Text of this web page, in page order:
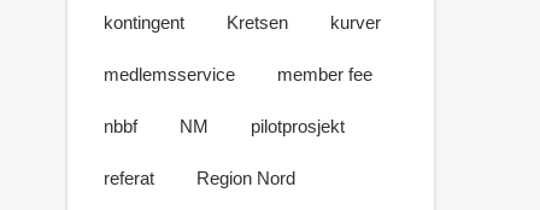
kontingent Kretsen kurver
medlemsservice member fee
nbbf NM pilotprosjekt
referat Region Nord